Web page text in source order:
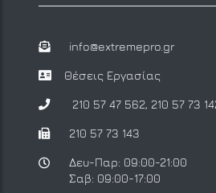
info@extremepro.gr
Θέσεις Εργασίας
210 57 47 562, 210 57 73
210 57 73 143
Δευ-Παρ: 09:00-21:00
Σαβ: 09:00-17:00